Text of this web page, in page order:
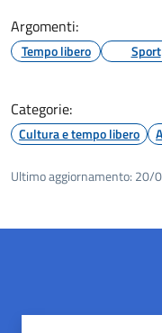
Argomenti:
Tempo libero Sport
Categorie:
Cultura e tempo libero
Ultimo aggiornamento: 20/